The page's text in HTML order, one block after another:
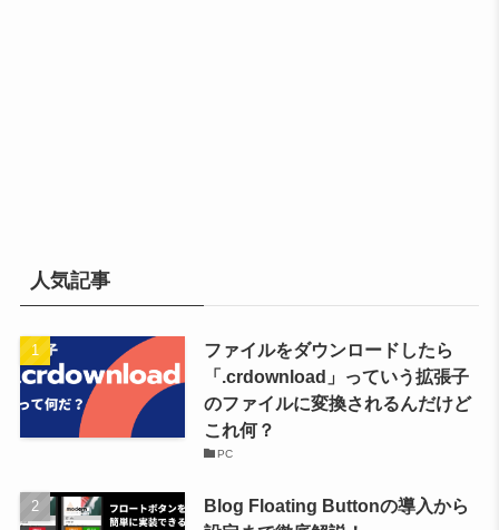
人気記事
ファイルをダウンロードしたら
「.crdownload」っていう拡張子
のファイルに変換されるんだけど
これ何？
PC
Blog Floating Buttonの導入から